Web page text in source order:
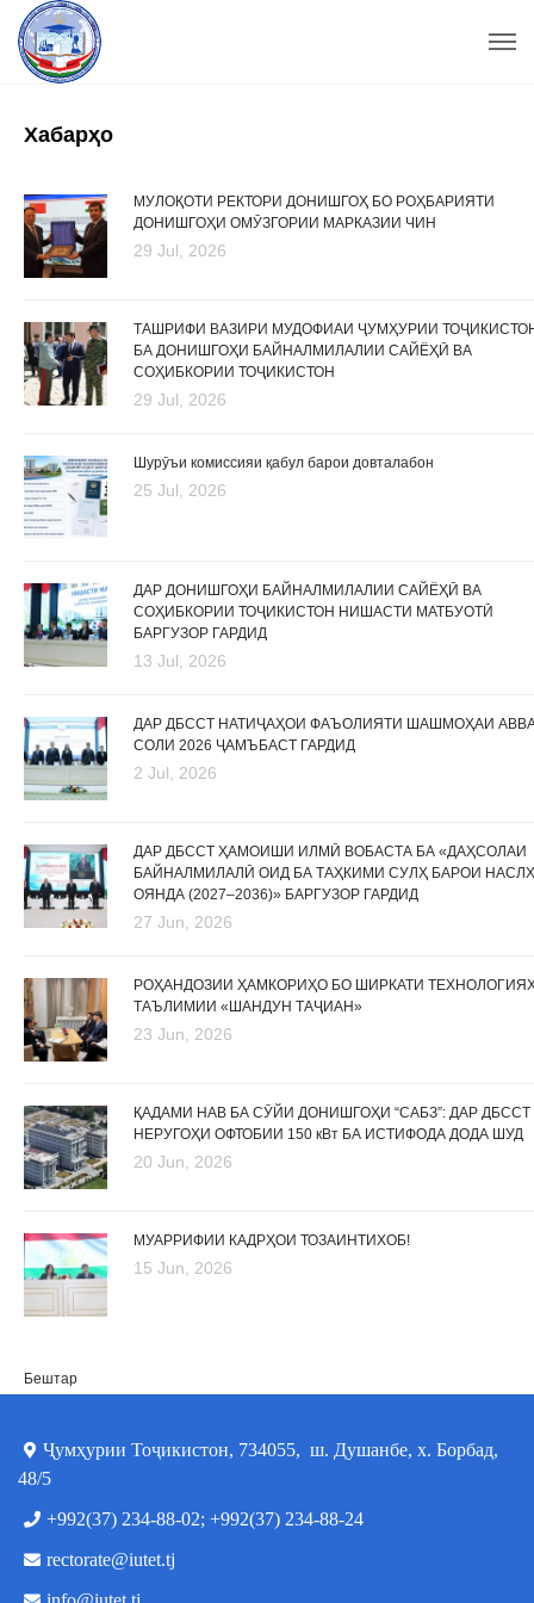
Хабарҳо
МУЛОҚОТИ РЕКТОРИ ДОНИШГОҲ БО РОҲБАРИЯТИ
ДОНИШГОҲИ ОМӮЗГОРИИ МАРКАЗИИ ЧИН
29 Jul, 2026
ТАШРИФИ ВАЗИРИ МУДОФИАИ ҶУМҲУРИИ
БА ДОНИШГОҲИ БАЙНАЛМИЛАЛИИ САЙЁҲӢ ВА
СОҲИБКОРИИ ТОҶИКИСТОН
29 Jul, 2026
Шурӯъи комиссияи қабул барои довталабон
25 Jul, 2026
ДАР ДОНИШГОҲИ БАЙНАЛМИЛАЛИИ САЙЁҲӢ ВА
СОҲИБКОРИИ ТОҶИКИСТОН НИШАСТИ МАТБУОТӢ
БАРГУЗОР ГАРДИД
13 Jul, 2026
ДАР ДБССТ НАТИҶАҲОИ ФАЪОЛИЯТИ ШАШМОҲАИ
СОЛИ 2026 ҶАМЪБАСТ ГАРДИД
2 Jul, 2026
ДАР ДБССТ ҲАМОИШИ ИЛМӢ ВОБАСТА БА «ДАҲСОЛАИ
БАЙНАЛМИЛАЛӢ ОИД БА ТАҲКИМИ СУЛҲ БАРОИ
ОЯНДА (2027–2036)» БАРГУЗОР ГАРДИД
27 Jun, 2026
РОҲАНДОЗИИ ҲАМКОРИҲО БО ШИРКАТИ
ТАЪЛИМИИ «ШАНДУН ТАҶИАН»
23 Jun, 2026
ҚАДАМИ НАВ БА СӮЙИ ДОНИШГОҲИ “САБЗ”: ДАР ДБССТ
НЕРУГОҲИ ОФТОБИИ 150 кВт БА ИСТИФОДА ДОДА ШУД
20 Jun, 2026
МУАРРИФИИ КАДРҲОИ ТОЗАИНТИХОБ!
15 Jun, 2026
Бештар
Ҷумҳурии Тоҷикистон, 734055, ш. Душанбе, х. Борбад,
48/5
+992(37) 234-88-02; +992(37) 234-88-24
rectorate@iutet.tj